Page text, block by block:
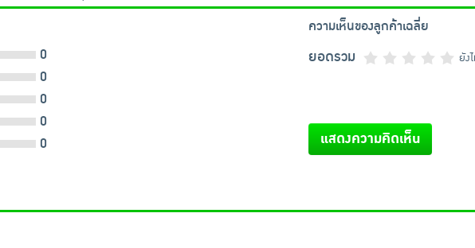
0
0
0
0
0
ความเห็นของลูกค้าเฉลี่ย
ยอดรวม ยัง
แสดงความคิดเห็น